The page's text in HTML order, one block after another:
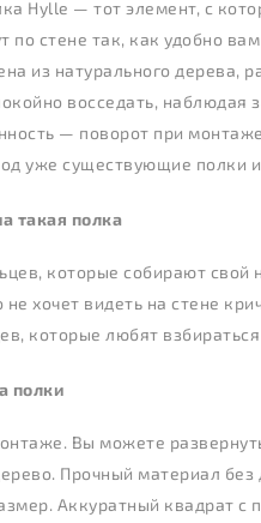
Hylle — тот элемент, с
по стене так, как удобно
из натурального дерева,
восседать, наблюдая
— поворот при
уже существующие полки
такая полка
которые собирают свой
не хочет видеть на стене
которые любят
полки
Вы можете
Прочный материал
Аккуратный квадрат с